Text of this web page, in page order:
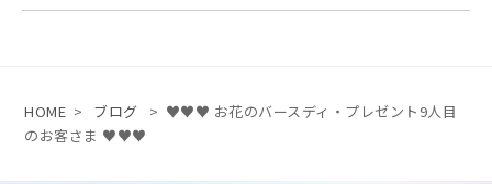
HOME > ブログ > ♥♥♥ お花のバースディ・プレゼント9人目
のお客さま ♥♥♥